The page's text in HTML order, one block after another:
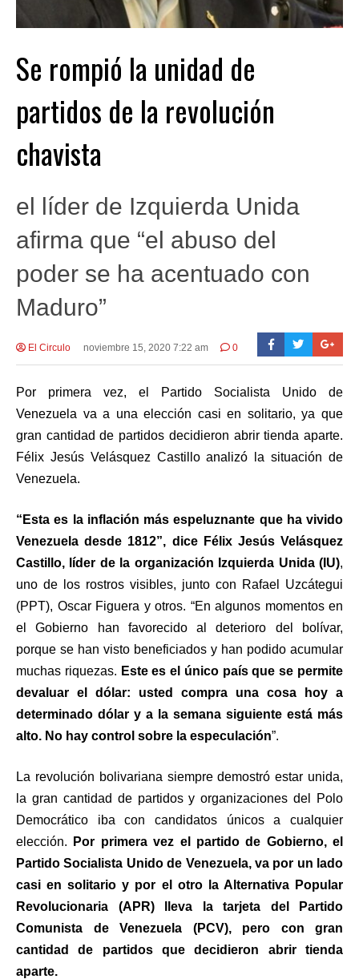
Se rompió la unidad de
partidos de la revolución
chavista
el líder de Izquierda Unida
afirma que “el abuso del
poder se ha acentuado con
Maduro”
El Circulo noviembre 15, 2020 7:22 am 0
Por primera vez, el Partido Socialista Unido de
Venezuela va a una elección casi en solitario, ya que
gran cantidad de partidos decidieron abrir tienda aparte.
Félix Jesús Velásquez Castillo analizó la situación de
Venezuela.
“Esta es la inflación más espeluznante que ha vivido
Venezuela desde 1812”, dice Félix Jesús Velásquez
Castillo, líder de la organización Izquierda Unida (IU),
uno de los rostros visibles, junto con Rafael Uzcátegui
(PPT), Oscar Figuera y otros. “En algunos momentos en
el Gobierno han favorecido al deterioro del bolívar,
porque se han visto beneficiados y han podido acumular
muchas riquezas. Este es el único país que se permite
devaluar el dólar: usted compra una cosa hoy a
determinado dólar y a la semana siguiente está más
alto. No hay control sobre la especulación”.
La revolución bolivariana siempre demostró estar unida,
la gran cantidad de partidos y organizaciones del Polo
Democrático iba con candidatos únicos a cualquier
elección.
Por primera vez el partido de Gobierno, el
Partido Socialista Unido de Venezuela, va por un lado
casi en solitario y por el otro la Alternativa Popular
Revolucionaria (APR) lleva la tarjeta del Partido
Comunista de Venezuela (PCV), pero con gran
cantidad de partidos que decidieron abrir tienda
aparte.